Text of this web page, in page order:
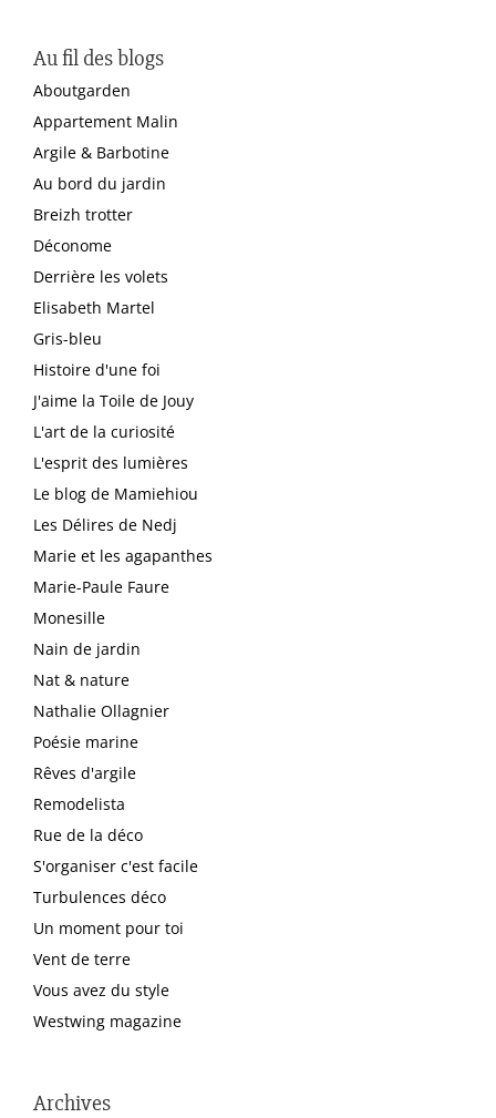
Au fil des blogs
Aboutgarden
Appartement Malin
Argile & Barbotine
Au bord du jardin
Breizh trotter
Déconome
Derrière les volets
Elisabeth Martel
Gris-bleu
Histoire d'une foi
J'aime la Toile de Jouy
L'art de la curiosité
L'esprit des lumières
Le blog de Mamiehiou
Les Délires de Nedj
Marie et les agapanthes
Marie-Paule Faure
Monesille
Nain de jardin
Nat & nature
Nathalie Ollagnier
Poésie marine
Rêves d'argile
Remodelista
Rue de la déco
S'organiser c'est facile
Turbulences déco
Un moment pour toi
Vent de terre
Vous avez du style
Westwing magazine
Archives